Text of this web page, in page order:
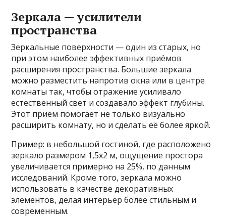
Зеркала — усилители
пространства
Зеркальные поверхности — один из старых, но
при этом наиболее эффективных приёмов
расширения пространства. Большие зеркала
можно разместить напротив окна или в центре
комнаты так, чтобы отражение усиливало
естественный свет и создавало эффект глубины.
Этот приём помогает не только визуально
расширить комнату, но и сделать её более яркой.
Пример: в небольшой гостиной, где расположено
зеркало размером 1,5х2 м, ощущение простора
увеличивается примерно на 25%, по данным
исследований. Кроме того, зеркала можно
использовать в качестве декоративных
элементов, делая интерьер более стильным и
современным.